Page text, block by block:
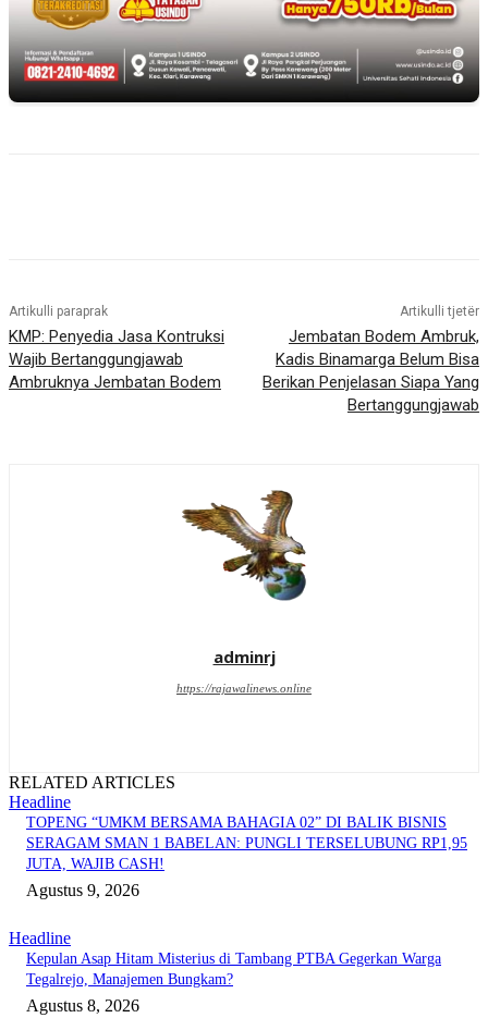
Artikulli paraprak
KMP: Penyedia Jasa Kontruksi
Wajib Bertanggungjawab
Ambruknya Jembatan Bodem
Artikulli tjetër
Jembatan Bodem Ambruk,
Kadis Binamarga Belum Bisa
Berikan Penjelasan Siapa Yang
Bertanggungjawab
adminrj
https://rajawalinews.online
RELATED ARTICLES
Headline
TOPENG “UMKM BERSAMA BAHAGIA 02” DI BALIK BISNIS
SERAGAM SMAN 1 BABELAN: PUNGLI TERSELUBUNG RP1,95
JUTA, WAJIB CASH!
Agustus 9, 2026
Headline
Kepulan Asap Hitam Misterius di Tambang PTBA Gegerkan Warga
Tegalrejo, Manajemen Bungkam?
Agustus 8, 2026